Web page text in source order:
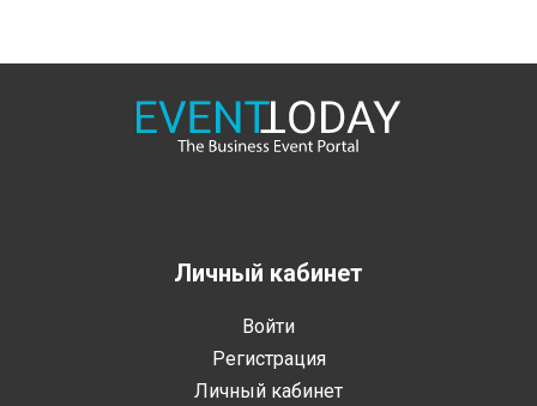
Личный кабинет
Войти
Регистрация
Личный кабинет